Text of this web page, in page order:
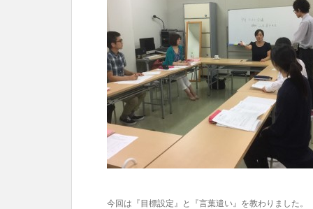
今回は『目標設定』と『言葉遣い』を教わりました。